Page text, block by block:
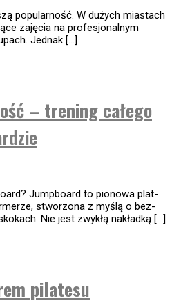
popularność. W dużych miastach
zajęcia na profesjonalnym
Jednak […]
– trening całego
Jump­bo­ard to pio­nowa plat­
stwo­rzona z myślą o bez­
Nie jest zwy­kłą nakładką […]
pilatesu